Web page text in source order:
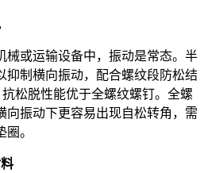
或运输设备中，振动是常态。半
抑制横向振动，配合螺纹段防松结
松脱性能优于全螺纹螺钉。全螺
向振动下更容易出现自松转角，需
。